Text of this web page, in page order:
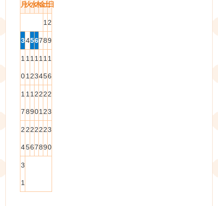
月火水木金土日
1 2
3456789
1
0
1
1
1
2
1
3
1
4
1
5
1
6
1
7
1
8
1
9
2
0
2
1
2
2
2
3
2
4
2
5
2
6
2
7
2
8
2
9
3
0
3
1